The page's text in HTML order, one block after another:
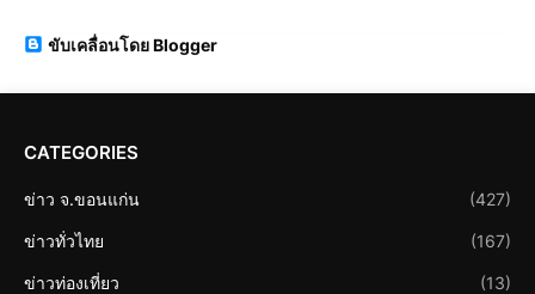
ขับเคลื่อนโดย Blogger
CATEGORIES
ข่าว จ.ขอนแก่น (427)
ข่าวทั่วไทย (167)
ข่าวท่องเที่ยว (13)